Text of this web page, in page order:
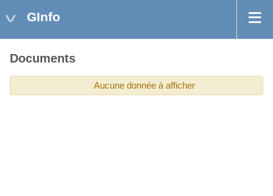
GInfo
Documents
Aucune donnée à afficher